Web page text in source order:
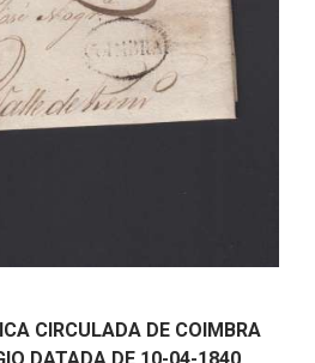
CIRCULADA DE COIMBRA